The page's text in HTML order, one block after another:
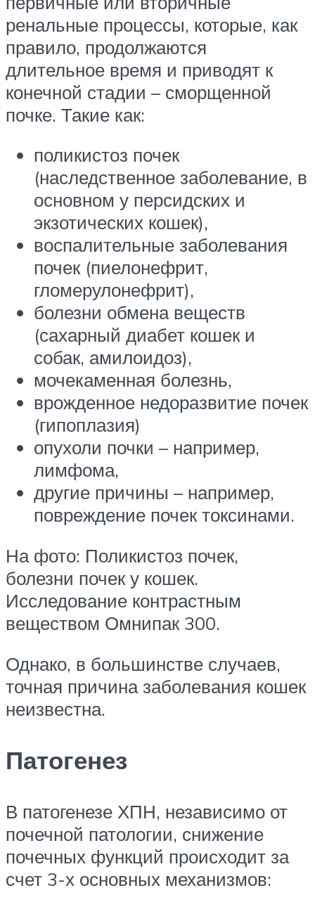
ренальные процессы, которые, как
правило, продолжаются
длительное время и приводят к
конечной стадии – сморщенной
почке. Такие как:
поликистоз почек
(наследственное заболевание, в
основном у персидских и
экзотических кошек),
воспалительные заболевания
почек (пиелонефрит,
гломерулонефрит),
болезни обмена веществ
(сахарный диабет кошек и
собак, амилоидоз),
мочекаменная болезнь,
врожденное недоразвитие почек
(гипоплазия)
опухоли почки – например,
лимфома,
другие причины – например,
повреждение почек токсинами.
На фото: Поликистоз почек,
болезни почек у кошек.
Исследование контрастным
веществом Омнипак 300.
Однако, в большинстве случаев,
точная причина заболевания кошек
неизвестна.
Патогенез
В патогенезе ХПН, независимо от
почечной патологии, снижение
почечных функций происходит за
счет 3-х основных механизмов: